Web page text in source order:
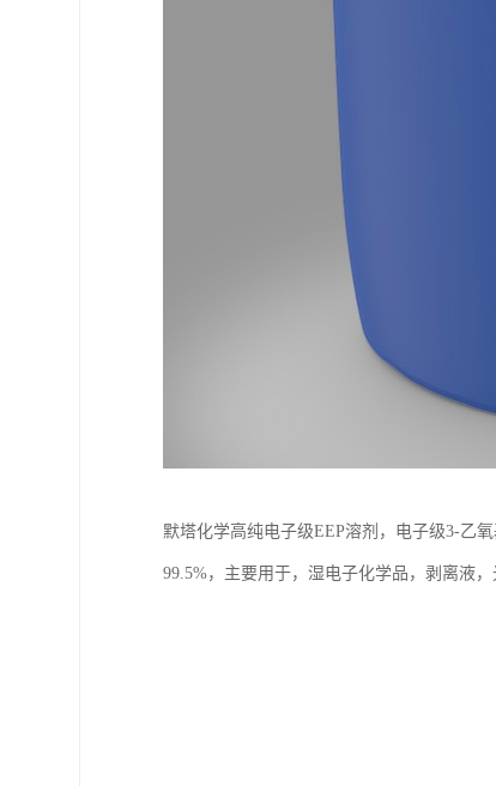
默塔化学高纯电子级EEP溶剂，电子级3-乙
99.5%，主要用于，湿电子化学品，剥离液，